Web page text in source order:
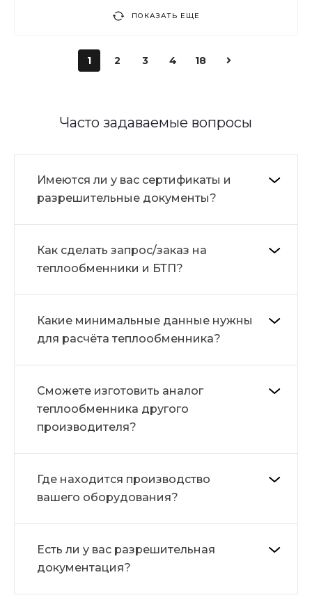
ПОКАЗАТЬ ЕЩЕ
1 2 3 4 18
Часто задаваемые вопросы
Имеются ли у вас сертификаты и
разрешительные документы?
Как сделать запрос/заказ на
теплообменники и БТП?
Какие минимальные данные нужны
для расчёта теплообменника?
Сможете изготовить аналог
теплообменника другого
производителя?
Где находится производство
вашего оборудования?
Есть ли у вас разрешительная
документация?